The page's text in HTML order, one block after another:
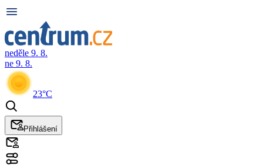
neděle 9. 8.
ne 9. 8.
23°C
Přihlášení